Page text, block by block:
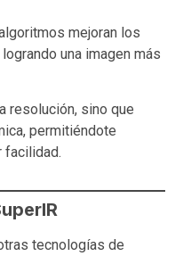
mejoran los
una imagen más
resolución, sino que
permitiéndote
facilidad.
tecnologías de